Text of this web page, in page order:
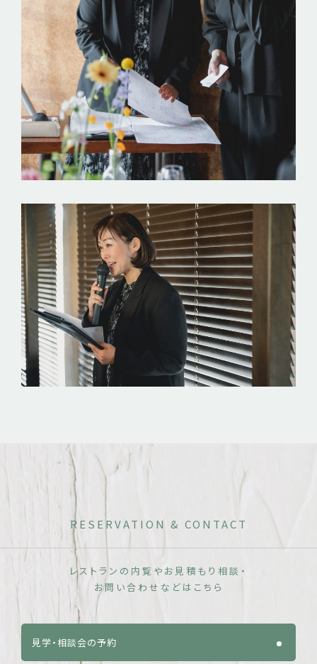
RESERVATION & CONTACT
レストランの内覧やお見積もり相談・
お問い合わせなどはこちら
見学・相談会の予約